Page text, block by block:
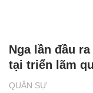
QUÂN SỰ
Nga lần đầu
tại triển lãm